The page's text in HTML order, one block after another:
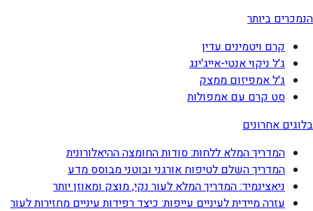
הנמכרים ביותר
קרם ויטמינים עדין
ג'ל ניקוי אנטי-אייג'ינג
ג'ל אמפיזום ממצק
סט קרם עם אמפולות
בלוגים אחרונים
המדריך המלא ללחות: סודות החומצה ההיאלורונית
המדריך השלם לטיפוח אורגני ובוטני מבוסס מדע
ניאצינמיד: המדריך המלא לעור נקי, מוצק ומאוזן יותר
עזרה מיידית לעיניים עייפות: כיצד רפידות עיניים מחזירות לעור